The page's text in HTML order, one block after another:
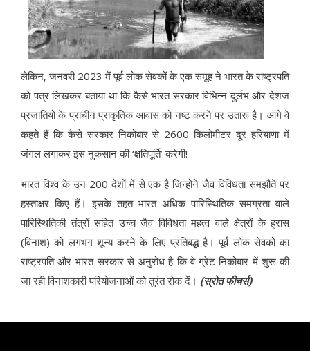
लेकिन, जनवरी 2023 में पूर्व लोक सेवकों के एक समूह ने भारत के राष्ट्रपति
को पत्र लिखकर बताया था कि कैसे भारत सरकार विभिन्न दुर्लभ और देशज
प्रजातियों के प्राचीन प्राकृतिक आवास को नष्ट करने पर उतारू है। आगे वे
कहते हैं कि कैसे सरकार निकोबार से 2600 किलोमीटर दूर हरियाणा में
जंगल लगाकर इस नुकसान की ‘क्षतिपूर्ति’ करेगी!
भारत विश्व के उन 200 देशों में से एक है जिन्होंने जैव विविधता समझौते पर
हस्ताक्षर किए हैं। इसके तहत भारत अधिक पारिस्थितिक समग्रता वाले
पारिस्थितिकी तंत्रों सहित उच्च जैव विविधता महत्व वाले क्षेत्रों के ह्रास
(विनाश) को लगभग शून्य करने के लिए प्रतिबद्ध है। पूर्व लोक सेवकों का
राष्ट्रपति और भारत सरकार से अनुरोध है कि वे ग्रेट निकोबार में शुरू की
जा रही विनाशकारी परियोजनाओं को तुरंत रोक दें। (स्रोत फीचर्स)